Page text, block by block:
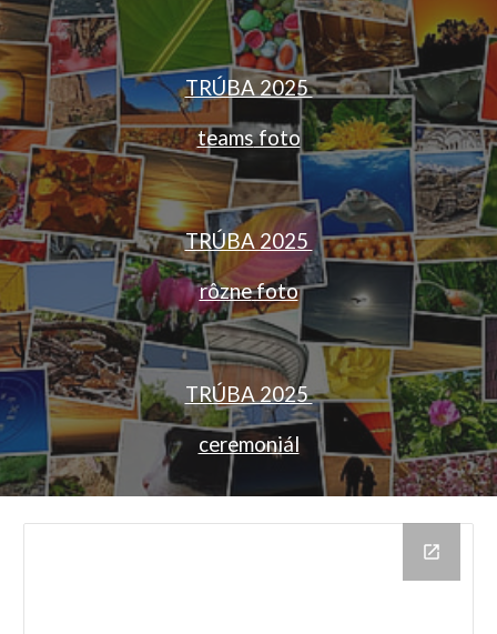
TRÚBA 2025
teamsfoto
TRÚBA 2025
rôznefoto
TRÚBA 2025
ceremoniál